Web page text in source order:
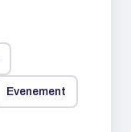
Evenement